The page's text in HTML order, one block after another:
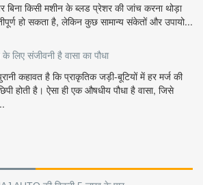
बिना किसी मशीन के ब्लड प्रेशर की जांच करना थोड़ा
हो सकता है, लेकिन कुछ सामान्य संकेतों और उपायो...
लिए संजीवनी है वासा का पौधा
कहावत है कि प्राकृतिक जड़ी-बूटियों में हर मर्ज की
होती है। ऐसा ही एक औषधीय पौधा है वासा, जिसे